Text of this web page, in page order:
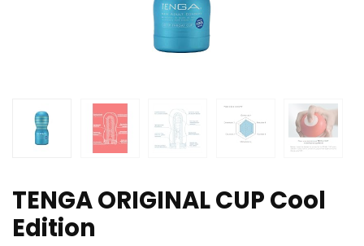
TENGA ORIGINAL CUP Cool
Edition